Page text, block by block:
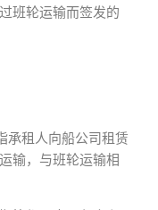
班轮运输而签发的
承租人向船公司租赁
输，与班轮运输相